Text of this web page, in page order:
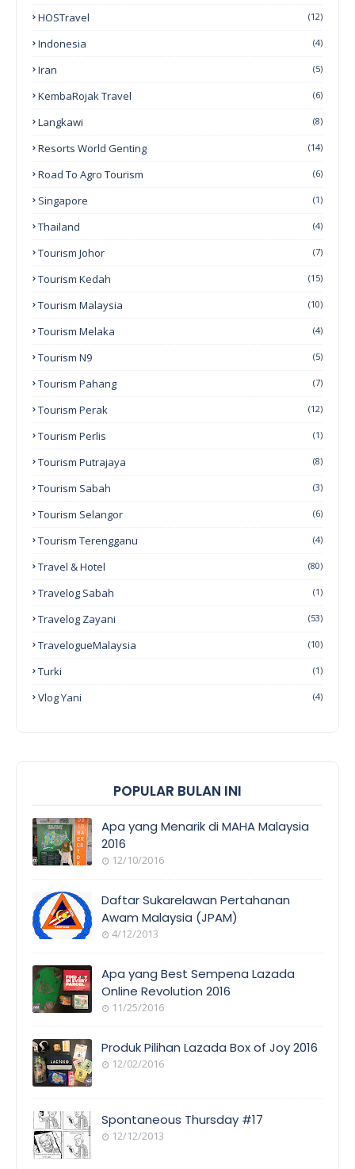
HOSTravel (12)
Indonesia (4)
Iran (5)
KembaRojak Travel (6)
Langkawi (8)
Resorts World Genting (14)
Road To Agro Tourism (6)
Singapore (1)
Thailand (4)
Tourism Johor (7)
Tourism Kedah (15)
Tourism Malaysia (10)
Tourism Melaka (4)
Tourism N9 (5)
Tourism Pahang (7)
Tourism Perak (12)
Tourism Perlis (1)
Tourism Putrajaya (8)
Tourism Sabah (3)
Tourism Selangor (6)
Tourism Terengganu (4)
Travel & Hotel (80)
Travelog Sabah (1)
Travelog Zayani (53)
TravelogueMalaysia (10)
Turki (1)
Vlog Yani (4)
POPULAR BULAN INI
COVERAGE
Apa yang Menarik di MAHA Malaysia
2016
12/10/2016
AWAM
Daftar Sukarelawan Pertahanan
Awam Malaysia (JPAM)
4/12/2013
COVERAGE
Apa yang Best Sempena Lazada
Online Revolution 2016
11/25/2016
THINGS
Produk Pilihan Lazada Box of Joy 2016
12/02/2016
Spontaneous Thursday #17
12/12/2013